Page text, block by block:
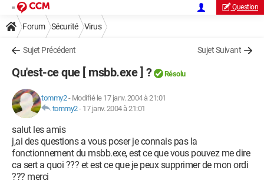
Question
Forum Sécurité Virus
Sujet Précédent Sujet Suivant
Qu'est-ce que [ msbb.exe ] ? Résolu
tommy2- Modifié le 17 janv. 2004 à 21:01
tommy2- 17 janv. 2004 à 21:01
salut les amis
j,ai des questions a vous poser je connais pas la
fonctionnement du msbb.exe, est ce que vous pouvez me dire
ca sert a quoi ??? et est ce que je peux supprimer de mon ordi
??? merci